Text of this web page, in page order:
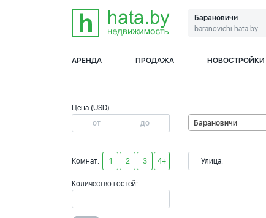
Барановичи
baranovichi.hata.by
АРЕНДА ПРОДАЖА НОВОСТРОЙКИ
Цена (USD):
Комнат: 1 2 3 4+
Количество гостей:
Барановичи
Улица: